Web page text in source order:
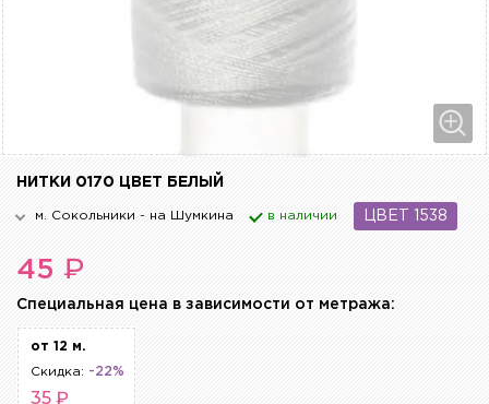
НИТКИ 0170 ЦВЕТ БЕЛЫЙ
м. Сокольники - на Шумкина в наличии ЦВЕТ 1538
45 ₽
Cпециальная цена в зависимости от метража:
от 12 м.
Скидка: -22%
35 ₽